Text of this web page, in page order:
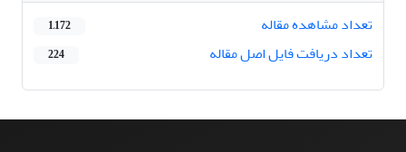
تعداد مشاهده مقاله
1,172
تعداد دریافت فایل اصل مقاله 224